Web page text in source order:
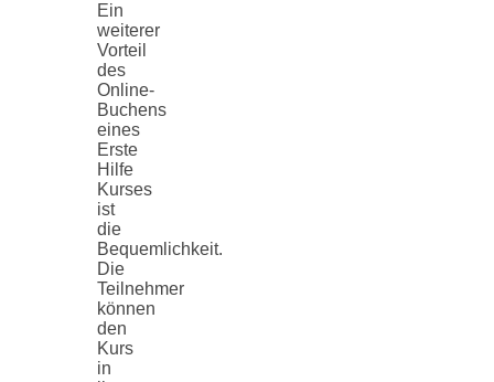
Ein
weiterer
Vorteil
des
Online-
Buchens
eines
Erste
Hilfe
Kurses
ist
die
Bequemlichkeit.
Die
Teilnehmer
können
den
Kurs
in